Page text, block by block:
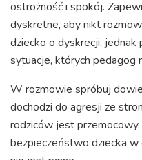
ostrożność i spokój.
dyskretne, aby nikt
dziecko o dyskrecji,
sytuacje, których pedagog
W rozmowie spróbuj
dochodzi do agresji ze
rodziców jest
bezpieczeństwo dziecka w